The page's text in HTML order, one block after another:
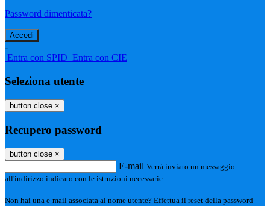
Password dimenticata?
-
Entra con SPID Entra con CIE
Seleziona utente
button close ×
Recupero password
button close ×
E-mail Verrà inviato un messaggio
all'indirizzo indicato con le istruzioni necessarie.
Non hai una e-mail associata al nome utente? Effettua il reset della password